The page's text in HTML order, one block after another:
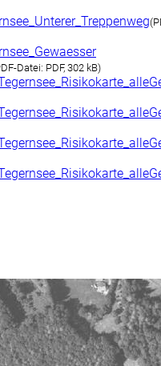
(
Datei: PDF, 302 kB)